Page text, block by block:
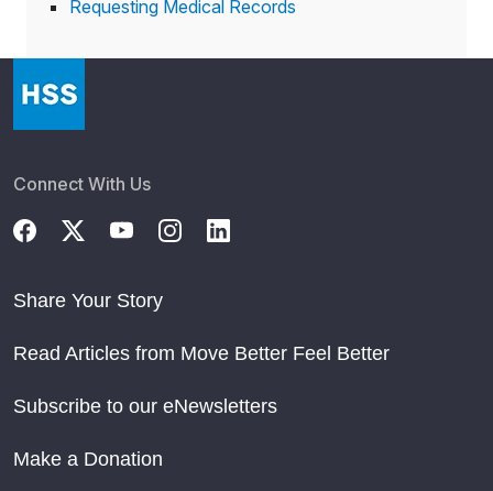
Requesting Medical Records
Connect With Us
Share Your Story
Read Articles from Move Better Feel Better
Subscribe to our eNewsletters
Make a Donation